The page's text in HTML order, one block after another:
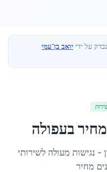
על ידי יואב בן־עמי
בעפולה
- נגישות מעולה לשירותי
מחיר